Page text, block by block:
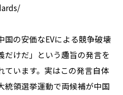
国の安価なEVによる競争破壊
だけだ」という趣旨の発言を
ています。実はこの発言自体
統領選挙運動で両候補が中国